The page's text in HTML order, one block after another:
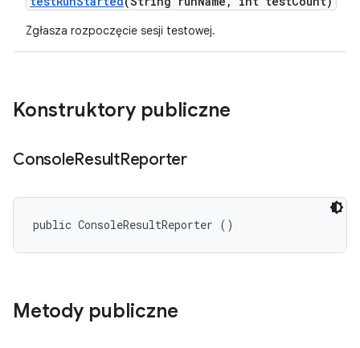
Zgłasza rozpoczęcie sesji testowej.
Konstruktory publiczne
ConsoleResultReporter
public ConsoleResultReporter ()
Metody publiczne